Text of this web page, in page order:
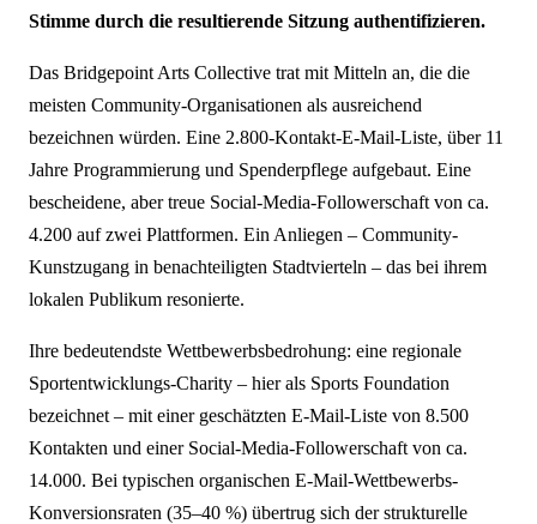
Stimme durch die resultierende Sitzung authentifizieren.
Das Bridgepoint Arts Collective trat mit Mitteln an, die die
meisten Community-Organisationen als ausreichend
bezeichnen würden. Eine 2.800-Kontakt-E-Mail-Liste, über 11
Jahre Programmierung und Spenderpflege aufgebaut. Eine
bescheidene, aber treue Social-Media-Followerschaft von ca.
4.200 auf zwei Plattformen. Ein Anliegen – Community-
Kunstzugang in benachteiligten Stadtvierteln – das bei ihrem
lokalen Publikum resonierte.
Ihre bedeutendste Wettbewerbsbedrohung: eine regionale
Sportentwicklungs-Charity – hier als Sports Foundation
bezeichnet – mit einer geschätzten E-Mail-Liste von 8.500
Kontakten und einer Social-Media-Followerschaft von ca.
14.000. Bei typischen organischen E-Mail-Wettbewerbs-
Konversionsraten (35–40 %) übertrug sich der strukturelle